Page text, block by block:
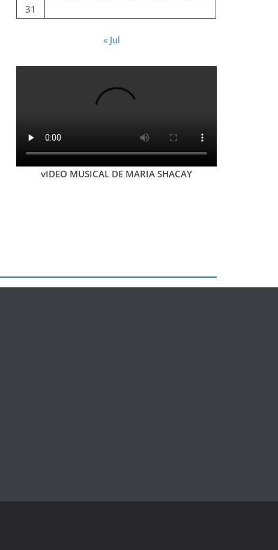
31
« Jul
vIDEO MUSICAL DE MARIA SHACAY